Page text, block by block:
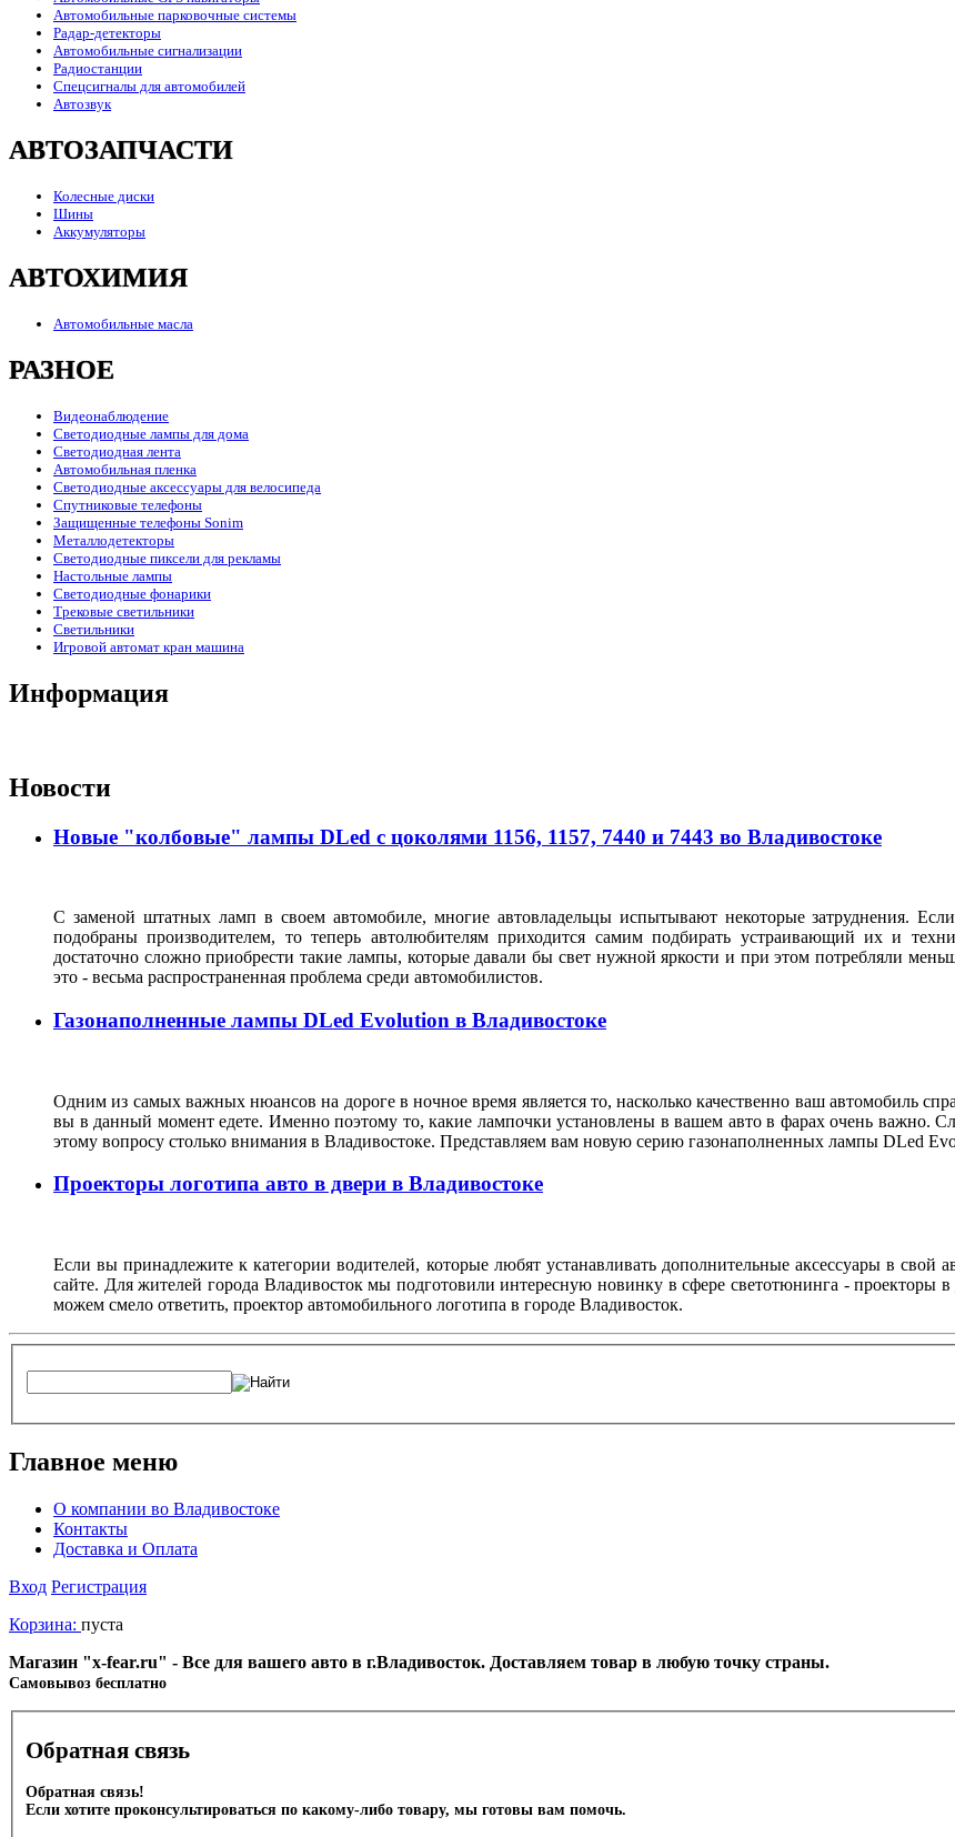
Автомобильные парковочные системы
Радар-детекторы
Автомобильные сигнализации
Радиостанции
Спецсигналы для автомобилей
Автозвук
АВТОЗАПЧАСТИ
Колесные диски
Шины
Аккумуляторы
АВТОХИМИЯ
Автомобильные масла
РАЗНОЕ
Видеонаблюдение
Светодиодные лампы для дома
Светодиодная лента
Автомобильная пленка
Светодиодные аксессуары для велосипеда
Спутниковые телефоны
Защищенные телефоны Sonim
Металлодетекторы
Светодиодные пиксели для рекламы
Настольные лампы
Светодиодные фонарики
Трековые светильники
Светильники
Игровой автомат кран машина
Информация
Новости
Новые "колбовые" лампы DLed с цоколями 1156, 1157, 7440 и 7443 во Владивостоке
С заменой штатных ламп в своем автомобиле, многие автовладельцы испытывают некоторые затруднения.
подобраны производителем, то теперь автолюбителям приходится самим подбирать устраивающий их и
достаточно сложно приобрести такие лампы, которые давали бы свет нужной яркости и при этом потребляли
это - весьма распространенная проблема среди автомобилистов.
Газонаполненные лампы DLed Evolution в Владивостоке
Одним из самых важных нюансов на дороге в ночное время является то, насколько качественно ваш автомобиль
вы в данный момент едете. Именно поэтому то, какие лампочки установлены в вашем авто в фарах очень важно.
этому вопросу столько внимания в Владивостоке. Представляем вам новую серию газонаполненных лампы DLed
Проекторы логотипа авто в двери в Владивостоке
Если вы принадлежите к категории водителей, которые любят устанавливать дополнительные аксессуары в
сайте. Для жителей города Владивосток мы подготовили интересную новинку в сфере светотюнинга - проекторы
можем смело ответить, проектор автомобильного логотипа в городе Владивосток.
Главное меню
О компании во Владивостоке
Контакты
Доставка и Оплата
Вход Регистрация
Корзина: пуста
Магазин "x-fear.ru" - Все для вашего авто в г.Владивосток. Доставляем товар в любую точку страны.
Cамовывоз бесплатно
Обратная связь
Обратная связь!
Если хотите проконсультироваться по какому-либо товару, мы готовы вам помочь.